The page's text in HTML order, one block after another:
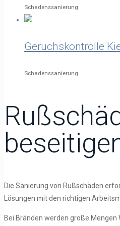
Schadenssanierung
Geruchskontrolle
Schadenssanierung
Die Sanierung von Rußschäden
Lösungen mit den richtigen
Bei Bränden werden große